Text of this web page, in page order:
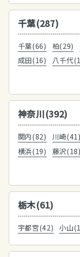
千葉(287)
千葉(66) 柏(29)
成田(16)
八千代
神奈川(392)
関内(82) 川崎(41)
横浜(19)
藤沢(18)
栃木(61)
宇都宮(42) 小山